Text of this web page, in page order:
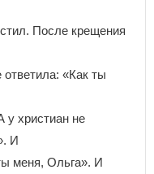
После крещения
«Как ты
у христиан не
И
меня, Ольга». И